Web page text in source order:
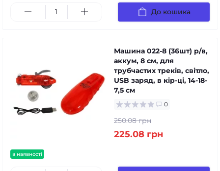
До кошика
в наявності
Машина 022-8 (36шт) р/в,
аккум, 8 см, для
трубчастих треків, світло,
USB заряд, в кір-ці, 14-18-
7,5 см
0
250.08 грн
225.08 грн